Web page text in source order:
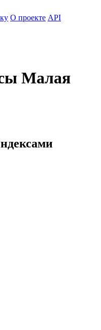
О проекте API
Малая